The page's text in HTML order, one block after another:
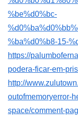
%be%d0%bc-
%ba%d0%b8-15-
https://
podera-ficar-em-
http://
outofmemoryerror-
space/comment-